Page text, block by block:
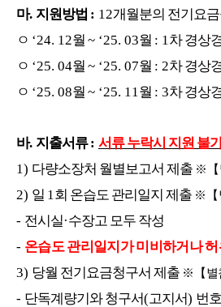
마. 지원방법 : 12개월분의 전기요
ㅇ ‘24. 12월 ~ ‘25. 03월 : 1 차 경상
ㅇ ‘25. 04월 ~ ‘25. 07월 : 2차 경상
ㅇ ‘25. 08월 ~ ‘25. 11 월 : 3차 경상
바. 지출서류: 서류 누락시 지원 불
1) 다량소장처 월별보고서 제출 ※【
2) 일 1 회 온습도 관리일지 제출 ※【
- 전시실·수장고 모두 작성
- 온습도 관리일지가 미비하거나
3) 당월 전기요금청구서 제출 ※【 별
- 단독계량기와 청구서(고지서) 번